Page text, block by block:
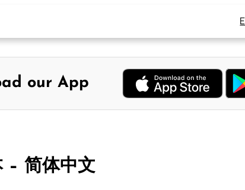
our App
– 简体中文